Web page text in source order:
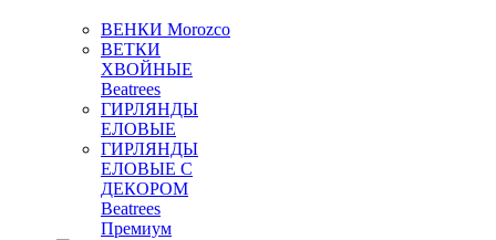
ВЕНКИ Morozco
ВЕТКИ
ХВОЙНЫЕ
Beatrees
ГИРЛЯНДЫ
ЕЛОВЫЕ
ГИРЛЯНДЫ
ЕЛОВЫЕ С
ДЕКОРОМ
Beatrees
Премиум